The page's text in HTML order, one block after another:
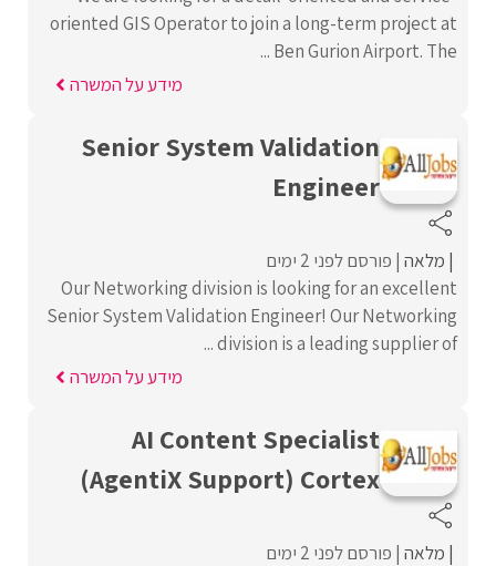
oriented GIS Operator to join a long-term project at
Ben Gurion Airport. The ...
מידע על המשרה
Senior System Validation
Engineer
מלאה פורסם לפני 2 ימים
Our Networking division is looking for an excellent
Senior System Validation Engineer! Our Networking
division is a leading supplier of ...
מידע על המשרה
AI Content Specialist
(AgentiX Support) Cortex
מלאה פורסם לפני 2 ימים